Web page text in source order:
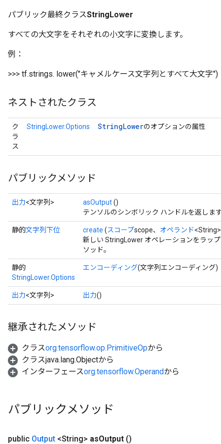
パブリック最終クラスStringLower
すべての大文字をそれぞれの小文字に変換します。
例：
>>> tf.strings. lower("キャメルケース文字列とすべて大文字")
ネストされたクラス
ク
ラ
ス
StringLower.Options StringLowerのオプションの属性
パブリックメソッド
出力<文字列> asOutput()
テンソルのシンボリック ハンドルを返しま
静的文字列下位 create (スコープscope、 オペランド
新しい StringLower オペレーションをラッ
ソッド。
静的
StringLower.Options
エンコーディング(文字列エンコーディング)
出力<文字列> 出力()
継承されたメソッド
クラスorg.tensorflow.op.PrimitiveOpから
クラスjava.lang.Objectから
インターフェースorg.tensorflow.Operandから
パブリックメソッド
public Output <String> asOutput ()